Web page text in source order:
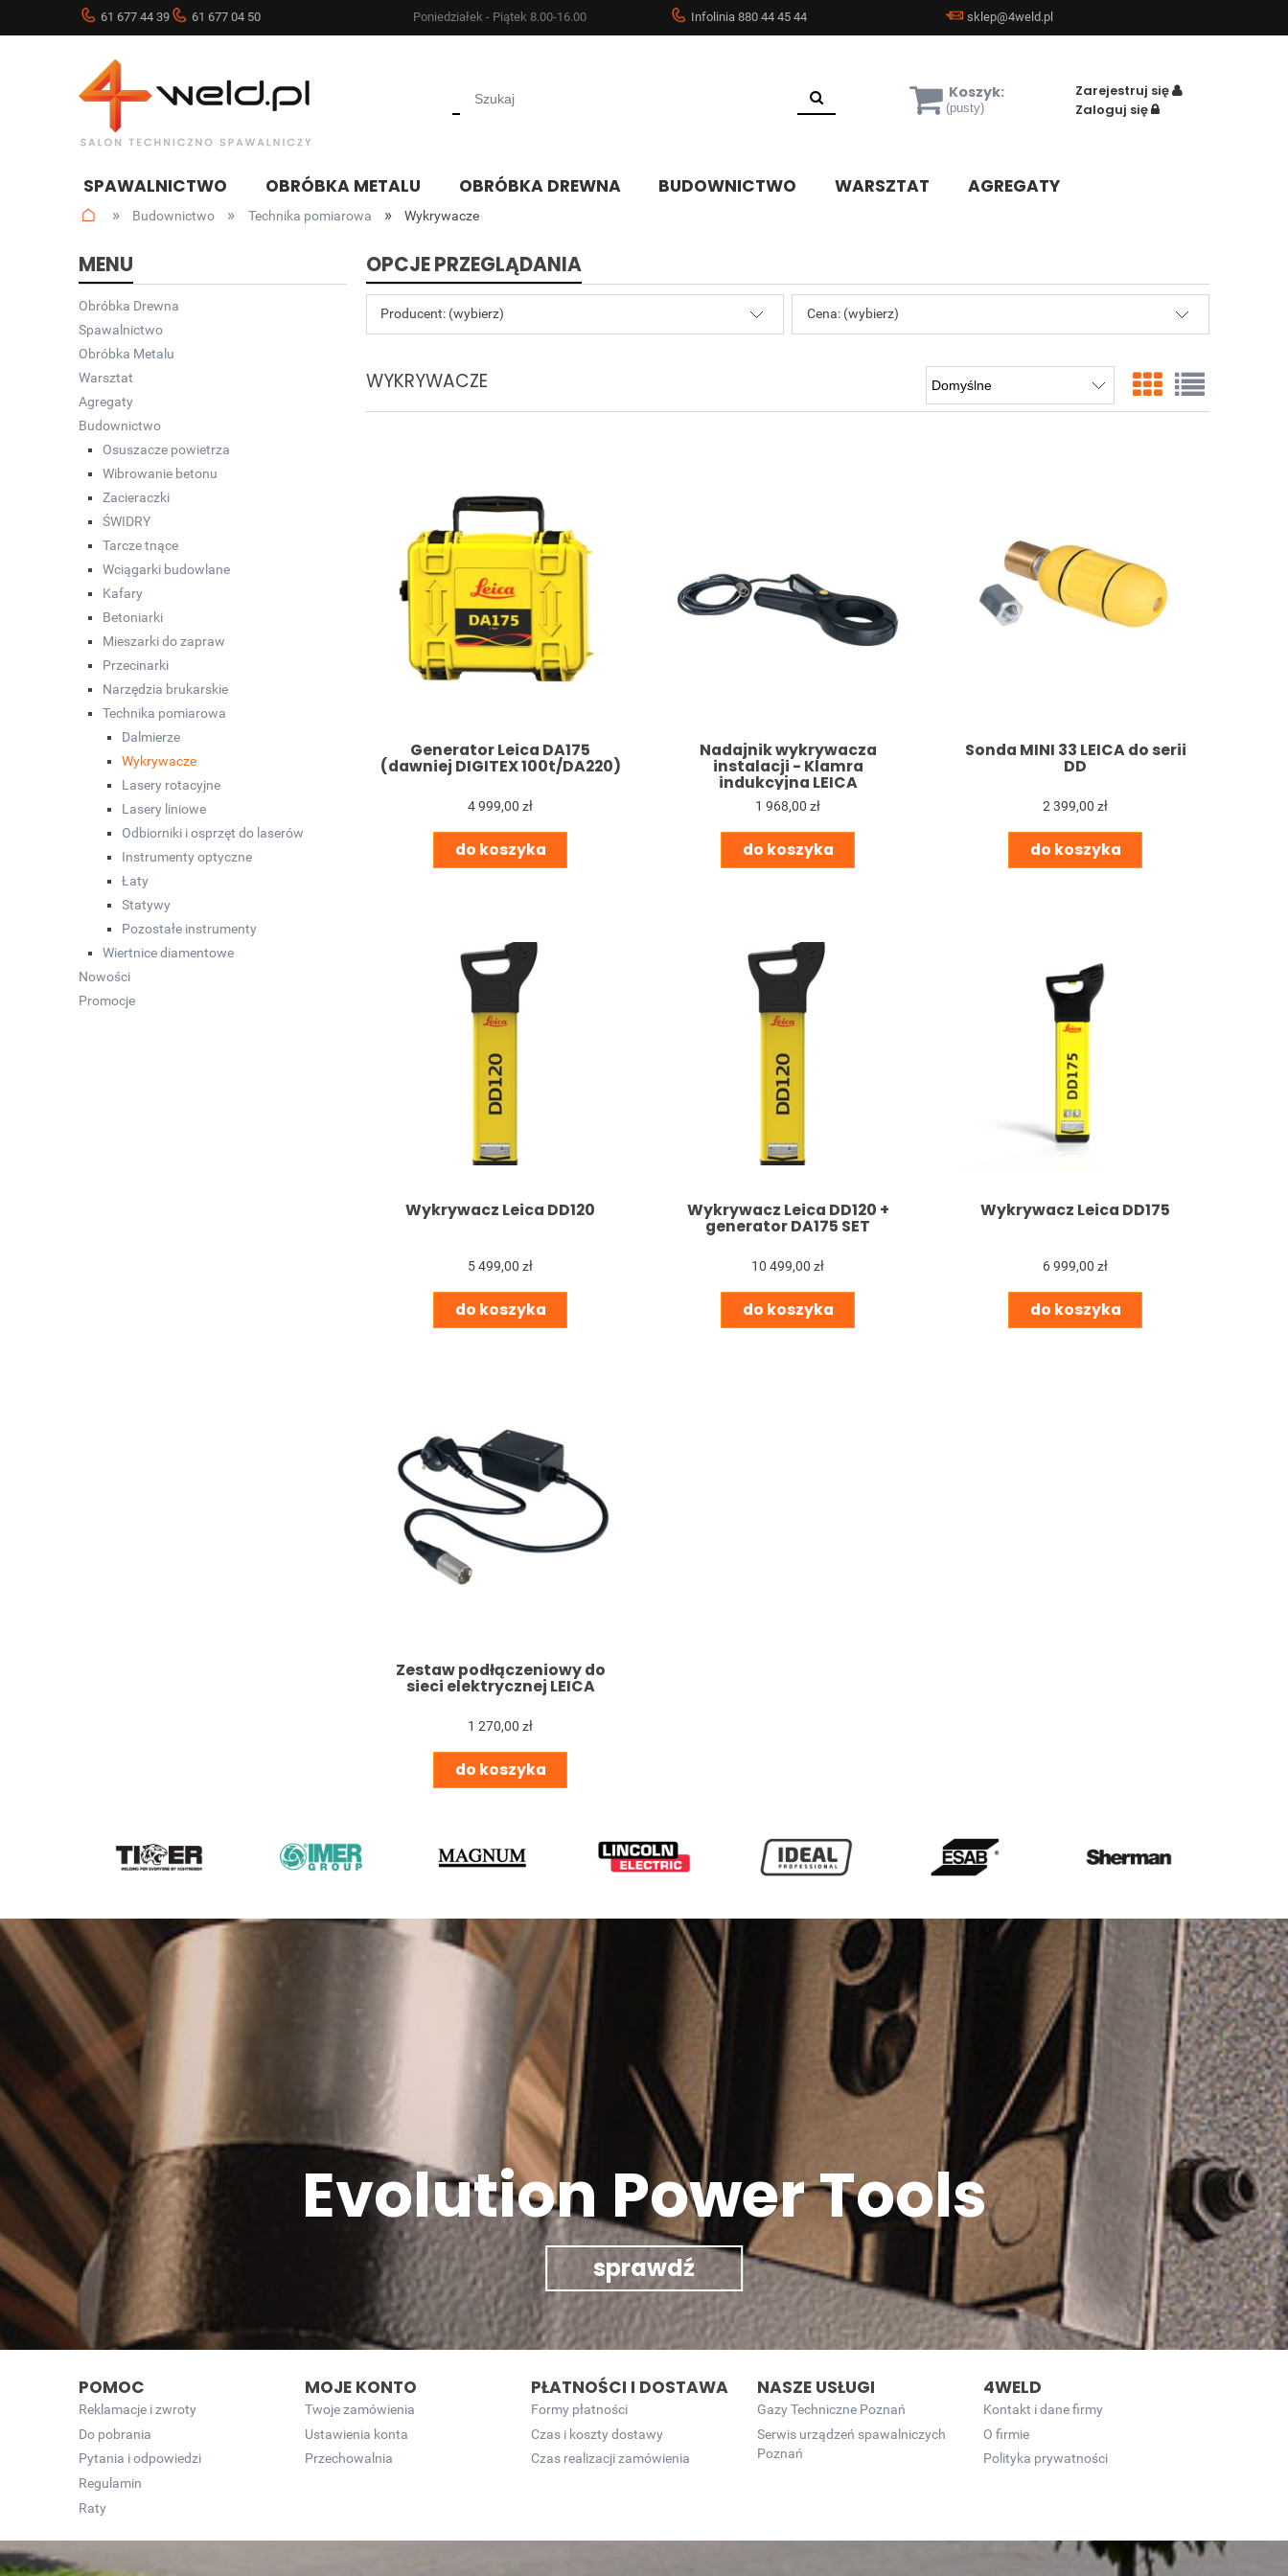
Zarejestruj się
Zaloguj się
Koszyk:
(pusty)
SPAWALNICTWO OBRÓBKA METALU OBRÓBKA DREWNA BUDOWNICTWO WARSZTAT
AGREGATY
NOWOŚCI
» Budownictwo » Technika pomiarowa » Wykrywacze
61 677 44 39 61 677 04 50 Poniedziałek - Piątek 8.00-16.00 Infolinia 880 44 45 44 sklep@4weld.pl
MENU
Obróbka Drewna
Spawalnictwo
Obróbka Metalu
Warsztat
Agregaty
Budownictwo
Osuszacze powietrza
Wibrowanie betonu
Zacieraczki
ŚWIDRY
Tarcze tnące
Wciągarki budowlane
Kafary
Betoniarki
Mieszarki do zapraw
Przecinarki
Narzędzia brukarskie
Technika pomiarowa
Dalmierze
Wykrywacze
Lasery rotacyjne
Lasery liniowe
Odbiorniki i osprzęt do laserów
Instrumenty optyczne
Łaty
Statywy
Pozostałe instrumenty
Wiertnice diamentowe
Nowości
Promocje
OPCJE PRZEGLĄDANIA
Producent: (wybierz) Cena: (wybierz)
WYKRYWACZE
Generator Leica DA175
(dawniej DIGITEX 100t/DA220)
4 999,00 zł
do koszyka
Nadajnik wykrywacza
instalacji - Klamra
indukcyjna LEICA
1 968,00 zł
do koszyka
Sonda MINI 33 LEICA do serii
DD
2 399,00 zł
do koszyka
Wykrywacz Leica DD120
5 499,00 zł
do koszyka
Wykrywacz Leica DD120 +
generator DA175 SET
10 499,00 zł
do koszyka
Wykrywacz Leica DD175
6 999,00 zł
do koszyka
Zestaw podłączeniowy do
sieci elektrycznej LEICA
1 270,00 zł
do koszyka
Evolution Power Tools
sprawdź
POMOC
Reklamacje i zwroty
Do pobrania
Pytania i odpowiedzi
Regulamin
Raty
MOJE KONTO
Twoje zamówienia
Ustawienia konta
Przechowalnia
PŁATNOŚCI I DOSTAWA
Formy płatności
Czas i koszty dostawy
Czas realizacji zamówienia
NASZE USŁUGI
Gazy Techniczne Poznań
Serwis urządzeń spawalniczych
Poznań
4WELD
Kontakt i dane firmy
O firmie
Polityka prywatności